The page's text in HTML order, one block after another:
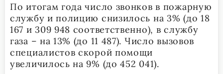
По итогам года число звонков в пожарную
службу и полицию снизилось на 3% (до 18
167 и 309 948 соответственно), в службу
газа – на 13% (до 11 487). Число вызовов
специалистов скорой помощи
увеличилось на 9% (до 452 041).